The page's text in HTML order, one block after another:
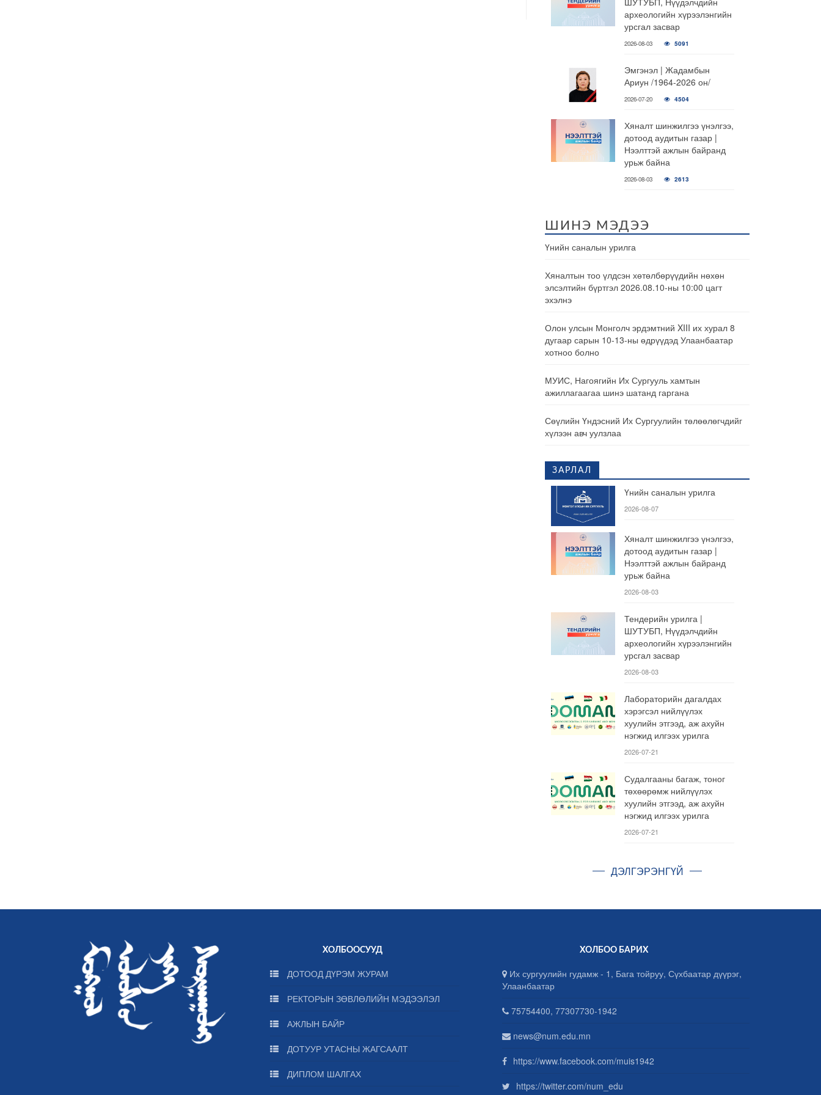
археологийн хүрээлэнгийн
урсгал засвар
2026-08-03 5091
Эмгэнэл | Жадамбын
Ариун /1964-2026 он/
2026-07-20 4504
Хяналт шинжилгээ үнэлгээ,
дотоод аудитын газар |
Нээлттэй ажлын байранд
урьж байна
2026-08-03 2613
ШИНЭ МЭДЭЭ
Үнийн саналын урилга
Хяналтын тоо үлдсэн хөтөлбөрүүдийн нөхөн
элсэлтийн бүртгэл 2026.08.10-ны 10:00 цагт
эхэлнэ
Олон улсын Монголч эрдэмтний XIII их хурал 8
дугаар сарын 10-13-ны өдрүүдэд Улаанбаатар
хотноо болно
МУИС, Нагоягийн Их Сургууль хамтын
ажиллагаагаа шинэ шатанд гаргана
Сөүлийн Үндэсний Их Сургуулийн төлөөлөгчдийг
хүлээн авч уулзлаа
ЗАРЛАЛ
Үнийн саналын урилга
2026-08-07
Хяналт шинжилгээ үнэлгээ,
дотоод аудитын газар |
Нээлттэй ажлын байранд
урьж байна
2026-08-03
Тендерийн урилга |
ШУТУБП, Нүүдэлчдийн
археологийн хүрээлэнгийн
урсгал засвар
2026-08-03
Лабораторийн дагалдах
хэрэгсэл нийлүүлэх
хуулийн этгээд, аж ахуйн
нэгжид илгээх урилга
2026-07-21
Судалгааны багаж, тоног
төхөөрөмж нийлүүлэх
хуулийн этгээд, аж ахуйн
нэгжид илгээх урилга
2026-07-21
ДЭЛГЭРЭНГҮЙ
ХОЛБООСУУД
ДОТООД ДҮРЭМ ЖУРАМ
РЕКТОРЫН ЗӨВЛӨЛИЙН МЭДЭЭЛЭЛ
АЖЛЫН БАЙР
ДОТУУР УТАСНЫ ЖАГСААЛТ
ДИПЛОМ ШАЛГАХ
ХОЛБОО БАРИХ
Их сургуулийн гудамж - 1, Бага тойруу, Сүхбаатар дүүрэг,
Улаанбаатар
75754400, 77307730-1942
news@num.edu.mn
https://www.facebook.com/muis1942
https://twitter.com/num_edu